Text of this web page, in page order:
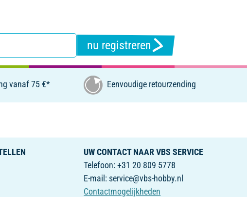
nu registreren
vanaf 75 €* Eenvoudige retourzending
UW CONTACT NAAR VBS SERVICE
Telefoon: +31 20 809 5778
E-mail: service@vbs-hobby.nl
Contactmogelijkheden